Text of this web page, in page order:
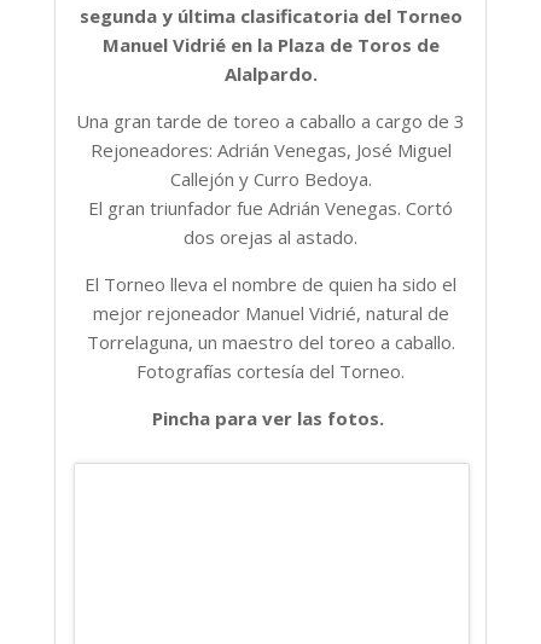
segunda y última clasificatoria del Torneo
Manuel Vidrié en la Plaza de Toros de
Alalpardo.
Una gran tarde de toreo a caballo a cargo de 3
Rejoneadores: Adrián Venegas, José Miguel
Callejón y Curro Bedoya.
El gran triunfador fue Adrián Venegas. Cortó
dos orejas al astado.
El Torneo lleva el nombre de quien ha sido el
mejor rejoneador Manuel Vidrié, natural de
Torrelaguna, un maestro del toreo a caballo.
Fotografías cortesía del Torneo.
Pincha para ver las fotos.